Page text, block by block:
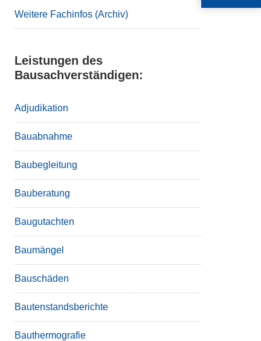
Weitere Fachinfos (Archiv)
Leistungen des
Bausachverständigen:
Adjudikation
Bauabnahme
Baubegleitung
Bauberatung
Baugutachten
Baumängel
Bauschäden
Bautenstandsberichte
Bauthermografie